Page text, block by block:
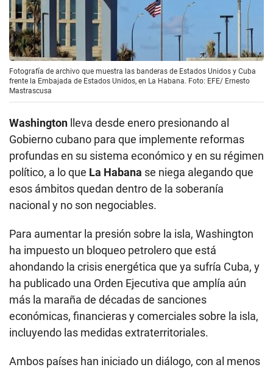
Fotografía de archivo que muestra las banderas de Estados Unidos y Cuba
frente la Embajada de Estados Unidos, en La Habana. Foto: EFE/ Ernesto
Mastrascusa
Washington lleva desde enero presionando al
Gobierno cubano para que implemente reformas
profundas en su sistema económico y en su régimen
político, a lo que La Habana se niega alegando que
esos ámbitos quedan dentro de la soberanía
nacional y no son negociables.
Para aumentar la presión sobre la isla, Washington
ha impuesto un bloqueo petrolero que está
ahondando la crisis energética que ya sufría Cuba, y
ha publicado una Orden Ejecutiva que amplía aún
más la maraña de décadas de sanciones
económicas, financieras y comerciales sobre la isla,
incluyendo las medidas extraterritoriales.
Ambos países han iniciado un diálogo, con al menos